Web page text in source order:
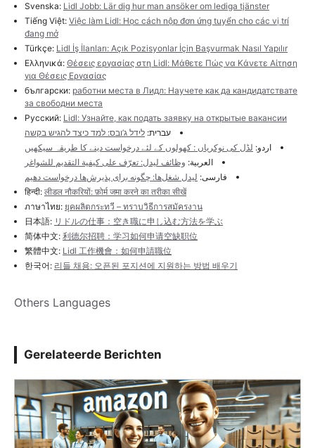
Svenska: Lidl Jobb: Lär dig hur man ansöker om lediga tjänster
Tiếng Việt: Việc làm Lidl: Học cách nộp đơn ứng tuyển cho các vị trí
đang mở
Türkçe: Lidl İş İlanları: Açık Pozisyonlar İçin Başvurmak Nasıl Yapılır
Ελληνικά: Θέσεις εργασίας στη Lidl: Μάθετε Πώς να Κάνετε Αίτηση
για Θέσεις Εργασίας
български: работни места в Лидл: Научете как да кандидатствате
за свободни места
Русский: Lidl: Узнайте, как подать заявку на открытые вакансии
עברית: לידל ג’ובס: למד כיצד להגיש בקשה
اردو: لڈل کی نوکریاں : کھولوں کے لئے درخواست دینے کا طریقہ سیکھیں
العربية: وظائف ليدل: تعرّف على كيفية التقديم للشواغر
فارسی: لیدل شغل‌ها: چگونه برای پذیرش‌ها درخواست دهیم
हिन्दी: लीडल नौकरियों: फ़ोर्म जमा करने का तरीका सीखें
ภาษาไทย: ยุคผลิตกระทวี – ทราบวิธีการสมัครงาน
日本語: リドルの仕事：空き職に申し込む方法を学ぶ
简体中文: 利德尔招聘：学习如何申请空缺职位
繁體中文: Lidl 工作機會：如何申請職位
한국어: 리들 채용: 오픈된 포지션에 지원하는 방법 배우기
Others Languages
Gerelateerde Berichten